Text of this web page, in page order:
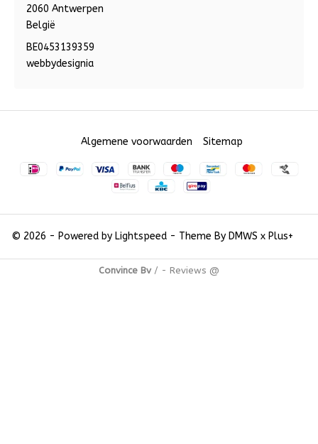
2060 Antwerpen
België
BE0453139359
webbydesignia
© 2026 - Powered by Lightspeed- Theme By DMWS x Plus+
Algemene voorwaarden Sitemap
Convince Bv/ - Reviews @